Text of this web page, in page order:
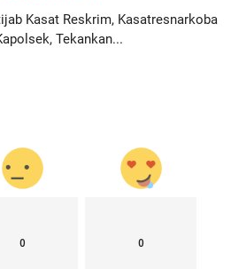
Kasat Reskrim, Kasatresnarkoba
Tekankan...
0 0